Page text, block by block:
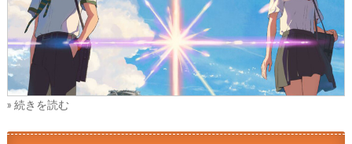
» 続きを読む